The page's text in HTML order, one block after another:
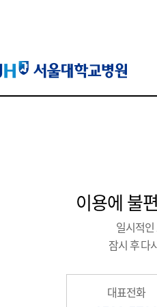
이용에 불
일시적
잠시 후 다
대표전화